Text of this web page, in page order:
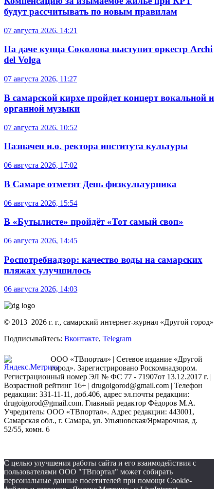
будут рассчитывать по новым правилам
07 августа 2026, 14:21
На даче купца Соколова выступит оркестр Archi
del Volga
07 августа 2026, 11:27
В самарской кирхе пройдет концерт вокальной и
органной музыки
07 августа 2026, 10:52
Назначен и.о. ректора института культуры
06 августа 2026, 17:02
В Самаре отметят День физкультурника
06 августа 2026, 15:54
В «Бутылисте» пройдёт «Тот самый своп»
06 августа 2026, 14:45
Роспотребнадзор: качество воды на самарских
пляжах улучшилось
06 августа 2026, 14:03
© 2013–2026 г. г., самарский интернет-журнал «Другой город»
Подписывайтесь: Вконтакте, Telegram
ООО «ТВпортал» | Сетевое издание «Другой
город». Зарегистрировано Роскомнадзором.
Регистрационный номер ЭЛ № ФС 77 - 71907от 13.12.2017 г. |
Возрастной рейтинг 16+ | drugoigorod@gmail.com | Телефон
редакции: 331-11-11, доб.406, адрес эл.почты редакции:
drugoigorod@gmail.com. Главный редактор Фёдоров М.А.
Учредитель: ООО «ТВпортал». Адрес редакции: 443001,
Самарская обл., г. Самара, ул. Ульяновская/Ярмарочная, д.
52/55, комн. 6
С целью улучшения работы сайта и его взаимодействия с
пользователями ООО "ТВпортал" может собирать
персональные данные посетителей при помощи Cookie-